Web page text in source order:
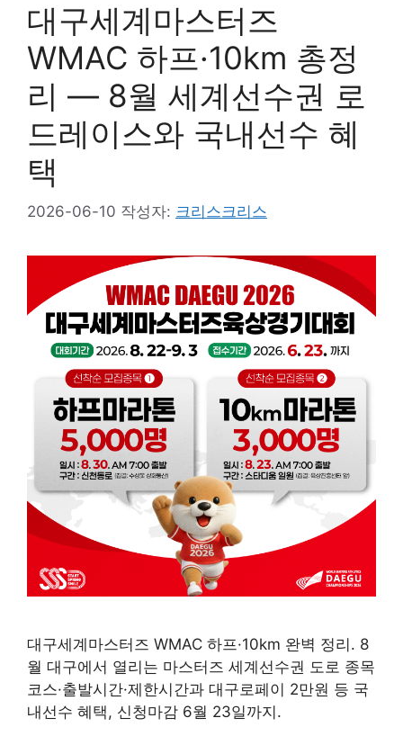
대구세계마스터즈
WMAC 하프·10km 총정
리 — 8월 세계선수권 로
드레이스와 국내선수 혜
택
2026-06-10 작성자: 크리스크리스
대구세계마스터즈 WMAC 하프·10km 완벽 정리. 8
월 대구에서 열리는 마스터즈 세계선수권 도로 종목
코스·출발시간·제한시간과 대구로페이 2만원 등 국
내선수 혜택, 신청마감 6월 23일까지.